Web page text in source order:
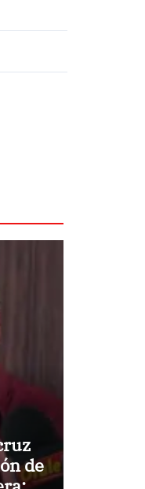
de